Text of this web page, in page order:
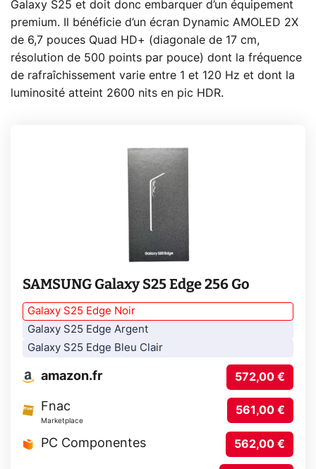
Galaxy S25 et doit donc embarquer d’un équipement
premium. Il bénéficie d’un écran Dynamic AMOLED 2X
de 6,7 pouces Quad HD+ (diagonale de 17 cm,
résolution de 500 points par pouce) dont la fréquence
de rafraîchissement varie entre 1 et 120 Hz et dont la
luminosité atteint 2600 nits en pic HDR.
SAMSUNG Galaxy S25 Edge 256 Go
Galaxy S25 Edge Noir
Galaxy S25 Edge Argent
Galaxy S25 Edge Bleu Clair
amazon.fr 572,00 €
Fnac
Marketplace
561,00 €
PC Componentes 562,00 €